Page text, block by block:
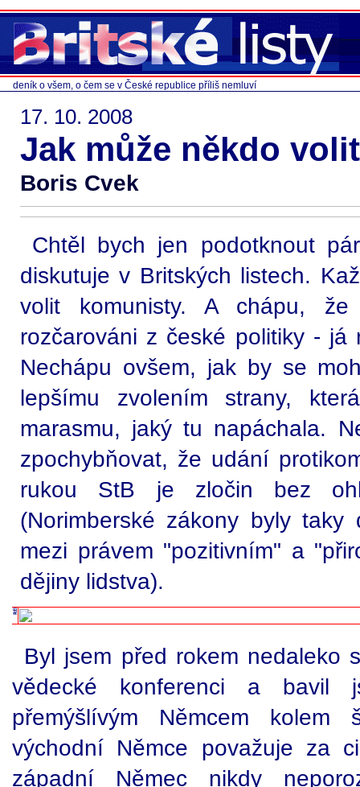
deník o všem, o čem se v České republice příliš nemluví
17. 10. 2008
Jak může někdo
Boris Cvek
Chtěl bych jen podotknout
diskutuje v Britských listech.
volit komunisty. A chápu,
rozčarováni z české politiky - já
Nechápu ovšem, jak by se
lepšímu zvolením strany,
marasmu, jaký tu napáchala.
zpochybňovat, že udání
rukou StB je zločin bez
(Norimberské zákony byly
mezi právem "pozitivním" a
dějiny lidstva).
Byl jsem před rokem nedaleko
vědecké konferenci a
přemýšlívým Němcem
východní Němce považuje za
západní Němec nikdy